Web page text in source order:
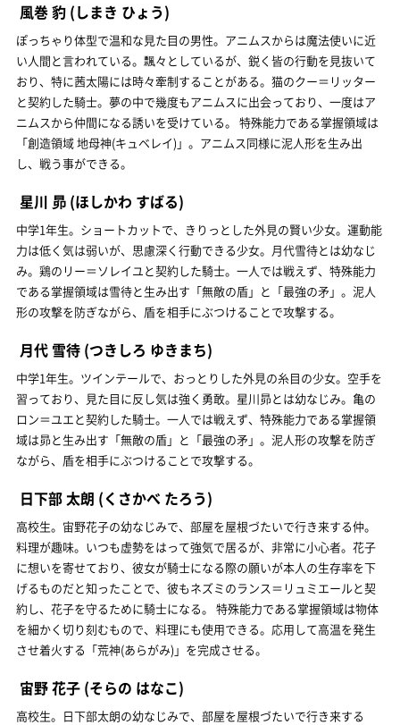
風巻 豹 (しまき ひょう)
ぽっちゃり体型で温和な見た目の男性。アニムスからは魔法使いに近
い人間と言われている。飄々としているが、鋭く皆の行動を見抜いて
おり、特に茜太陽には時々牽制することがある。猫のクー＝リッター
と契約した騎士。夢の中で幾度もアニムスに出会っており、一度はア
ニムスから仲間になる誘いを受けている。 特殊能力である掌握領域は
「創造領域 地母神(キュベレイ)」。アニムス同様に泥人形を生み出
し、戦う事ができる。
星川 昴 (ほしかわ すばる)
中学1年生。ショートカットで、きりっとした外見の賢い少女。運動能
力は低く気は弱いが、思慮深く行動できる少女。月代雪待とは幼なじ
み。鶏のリー＝ソレイユと契約した騎士。一人では戦えず、特殊能力
である掌握領域は雪待と生み出す「無敵の盾」と「最強の矛」。泥人
形の攻撃を防ぎながら、盾を相手にぶつけることで攻撃する。
月代 雪待 (つきしろ ゆきまち)
中学1年生。ツインテールで、おっとりした外見の糸目の少女。空手を
習っており、見た目に反し気は強く勇敢。星川昴とは幼なじみ。亀の
ロン＝ユエと契約した騎士。一人では戦えず、特殊能力である掌握領
域は昴と生み出す「無敵の盾」と「最強の矛」。泥人形の攻撃を防ぎ
ながら、盾を相手にぶつけることで攻撃する。
日下部 太朗 (くさかべ たろう)
高校生。宙野花子の幼なじみで、部屋を屋根づたいで行き来する仲。
料理が趣味。いつも虚勢をはって強気で居るが、非常に小心者。花子
に想いを寄せており、彼女が騎士になる際の願いが本人の生存率を下
げるものだと知ったことで、彼もネズミのランス＝リュミエールと契
約し、花子を守るために騎士になる。 特殊能力である掌握領域は物体
を細かく切り刻むもので、料理にも使用できる。応用して高温を発生
させ着火する「荒神(あらがみ)」を完成させる。
宙野 花子 (そらの はなこ)
高校生。日下部太朗の幼なじみで、部屋を屋根づたいで行き来する